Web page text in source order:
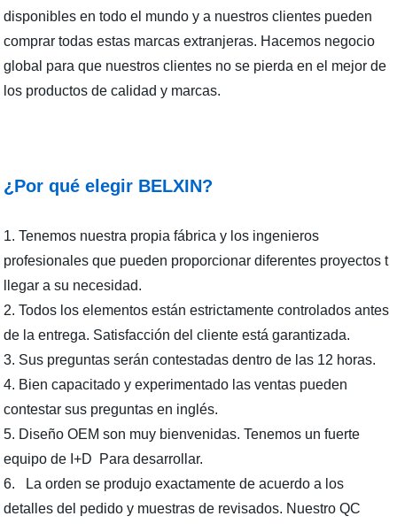
disponibles en todo el mundo y a nuestros clientes pueden
comprar todas estas marcas extranjeras. Hacemos negocio
global para que nuestros clientes no se pierda en el mejor de
los productos de calidad y marcas.
¿Por qué elegir BELXIN?
1. Tenemos nuestra propia fábrica y los ingenieros
profesionales que pueden proporcionar diferentes proyectos t
llegar a su necesidad.
2. Todos los elementos están estrictamente controlados antes
de la entrega. Satisfacción del cliente está garantizada.
3. Sus preguntas serán contestadas dentro de las 12 horas.
4. Bien capacitado y experimentado las ventas pueden
contestar sus preguntas en inglés.
5. Diseño OEM son muy bienvenidas. Tenemos un fuerte
equipo de I+D Para desarrollar.
6. La orden se produjo exactamente de acuerdo a los
detalles del pedido y muestras de revisados. Nuestro QC